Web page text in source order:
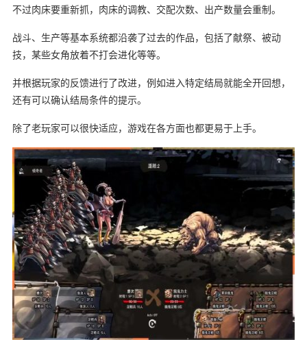
不过肉床要重新抓，肉床的调教、交配次数、出产数量会重制。
战斗、生产等基本系统都沿袭了过去的作品，包括了献祭、被动
技，某些女角放着不打会进化等等。
并根据玩家的反馈进行了改进，例如进入特定结局就能全开回想，
还有可以确认结局条件的提示。
除了老玩家可以很快适应，游戏在各方面也都更易于上手。